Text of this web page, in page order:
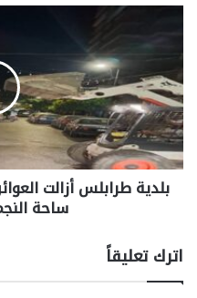
بلدية طرابلس أزالت
ساحة
اترك تعليقاً